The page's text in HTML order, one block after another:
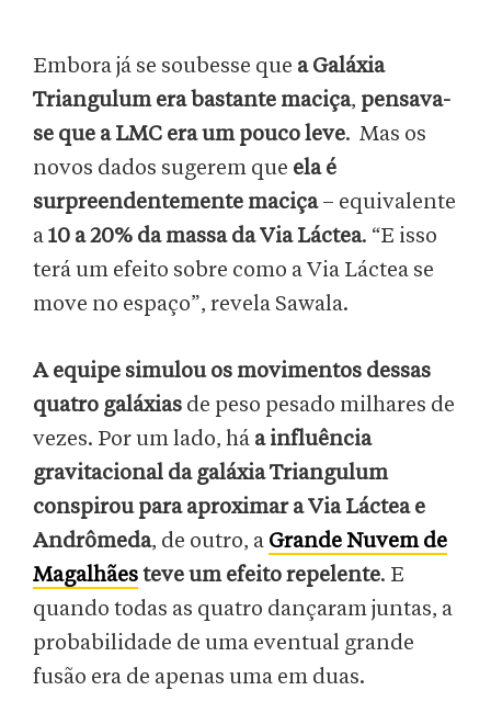
Embora já se soubesse que a Galáxia
Triangulum era bastante maciça, pensava-
se que a LMC era um pouco leve. Mas os
novos dados sugerem que ela é
surpreendentemente maciça– equivalente
a10 a 20% da massa da Via Láctea. “E isso
terá um efeito sobre como a Via Láctea se
move no espaço”, revela Sawala.
A equipe simulou os movimentos dessas
quatro galáxias de peso pesado milhares de
vezes. Por um lado, há a influência
gravitacional da galáxia Triangulum
conspirou para aproximar a Via Láctea e
Andrômeda, de outro, a Grande Nuvem de
Magalhãesteve um efeito repelente. E
quando todas as quatro dançaram juntas, a
probabilidade de uma eventual grande
fusão era de apenas uma em duas.